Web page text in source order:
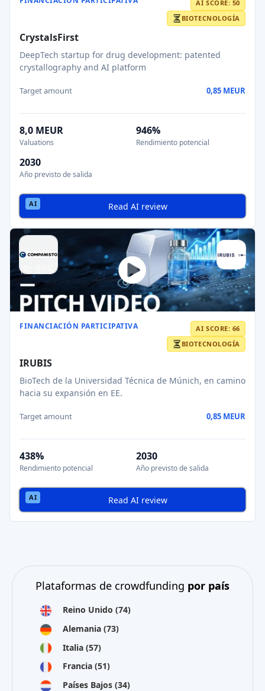
AI SCORE: 50
BIOTECNOLOGÍA
CrystalsFirst
DeepTech startup for drug development: patented
crystallography and AI platform
Target amount 0,85 MEUR
8,0 MEUR
Valuations
946%
Rendimiento potencial
2030
Año previsto de salida
Read AI review
FINANCIACIÓN PARTICIPATIVA
AI SCORE: 66
BIOTECNOLOGÍA
IRUBIS
BioTech de la Universidad Técnica de Múnich, en camino
hacia su expansión en EE.
Target amount 0,85 MEUR
438%
Rendimiento potencial
2030
Año previsto de salida
Read AI review
Plataformas de crowdfunding por país
Reino Unido (74)
Alemania (73)
Italia (57)
Francia (51)
Países Bajos (34)